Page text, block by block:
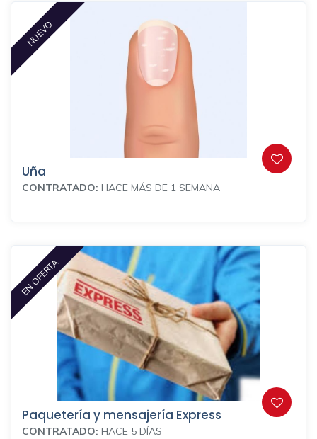
NUEVO
Uña
CONTRATADO: HACE MÁS DE 1 SEMANA
EN OFERTA
Paquetería y mensajería Express
CONTRATADO: HACE 5 DÍAS